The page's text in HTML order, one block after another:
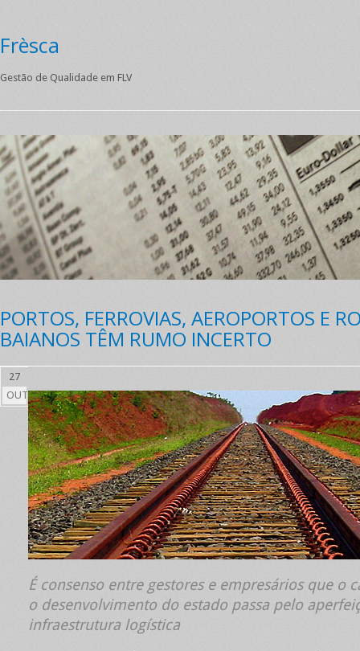
Frèsca
Gestão de Qualidade em FLV
PORTOS, FERROVIAS, AEROPORTOS E
BAIANOS TÊM RUMO INCERTO
27
OUT
É consenso entre gestores e empresários que o
o desenvolvimento do estado passa pelo
infraestrutura logística